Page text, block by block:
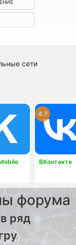
сети
ВКонтакте
4.7
форума
ряд